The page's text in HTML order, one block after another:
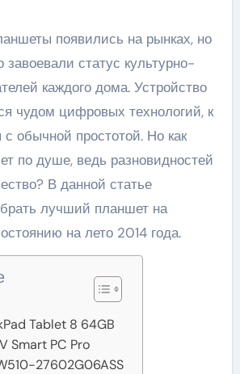
завоевали статус культурно-
каждого дома. Устройство
чудом цифровых технологий, к
с обычной простотой. Но как
по душе, ведь разновидностей
В данной статье
лучший планшет на
на лето 2014 года.
Tablet 8 64GB
Smart PC Pro
27602G06ASS